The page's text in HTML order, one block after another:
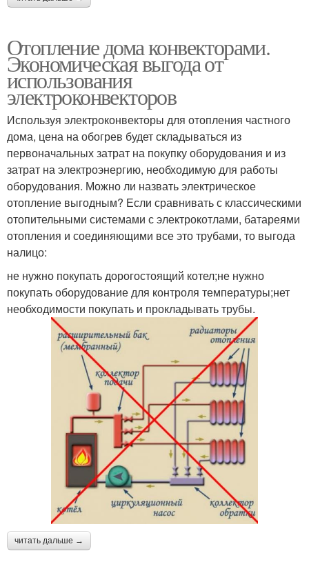
Отопление дома конвекторами.
Экономическая выгода от
использования
электроконвекторов
Используя электроконвекторы для отопления частного
дома, цена на обогрев будет складываться из
первоначальных затрат на покупку оборудования и из
затрат на электроэнергию, необходимую для работы
оборудования. Можно ли назвать электрическое
отопление выгодным? Если сравнивать с классическими
отопительными системами с электрокотлами, батареями
отопления и соединяющими все это трубами, то выгода
налицо:
не нужно покупать дорогостоящий котел;не нужно
покупать оборудование для контроля температуры;нет
необходимости покупать и прокладывать трубы.
читать дальше →